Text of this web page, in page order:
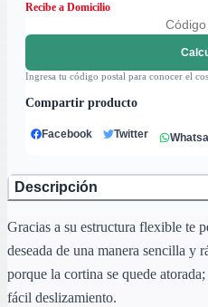
Recibe a Domicilio
Ingresa tu código postal para conocer el
Compartir producto
Facebook Twitter
Descripción
Gracias a su estructura flexible te
deseada de una manera sencilla y
porque la cortina se quede
fácil deslizamiento.